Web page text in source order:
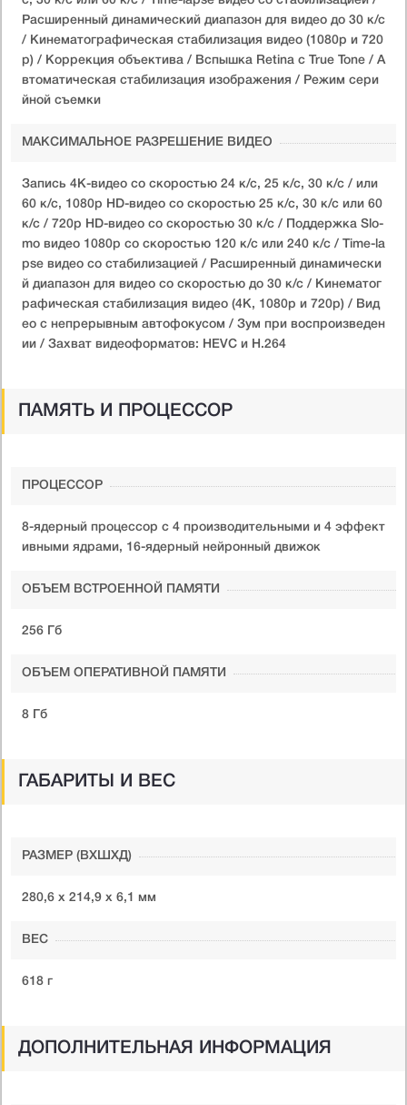
Расширенный динамический диапазон для видео до 30 к/с
/ Кинематографическая стабилизация видео (1080p и 720
p) / Коррекция объектива / Вспышка Retina с True Tone / А
втоматическая стабилизация изображения / Режим сери
йной съемки
МАКСИМАЛЬНОЕ РАЗРЕШЕНИЕ ВИДЕО
Запись 4K-видео со скоростью 24 к/с, 25 к/с, 30 к/с / или
60 к/с, 1080p HD-видео со скоростью 25 к/с, 30 к/с или 60
к/с / 720p HD-видео со скоростью 30 к/с / Поддержка Slo-
mo видео 1080p со скоростью 120 к/с или 240 к/с / Time-la
pse видео со стабилизацией / Расширенный динамически
й диапазон для видео со скоростью до 30 к/с / Кинематог
рафическая стабилизация видео (4K, 1080p и 720p) / Вид
ео с непрерывным автофокусом / Зум при воспроизведен
ии / Захват видеоформатов: HEVC и H.264
ПАМЯТЬ И ПРОЦЕССОР
ПРОЦЕССОР
8-ядерный процессор с 4 производительными и 4 эффект
ивными ядрами, 16-ядерный нейронный движок
ОБЪЕМ ВСТРОЕННОЙ ПАМЯТИ
256 Гб
ОБЪЕМ ОПЕРАТИВНОЙ ПАМЯТИ
8 Гб
ГАБАРИТЫ И ВЕС
РАЗМЕР (ВXШXД)
280,6 х 214,9 х 6,1 мм
ВЕС
618 г
ДОПОЛНИТЕЛЬНАЯ ИНФОРМАЦИЯ